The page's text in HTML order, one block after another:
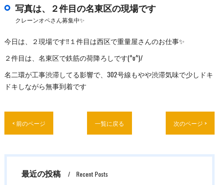
写真は、２件目の名東区の現場です
クレーンオペさん募集中✨
今日は、２現場です‼️１件目は西区で重量屋さんのお仕事✨
２件目は、名東区で鉄筋の荷降ろしです(^o^)/
名二環が工事渋滞してる影響で、302号線もやや渋滞気味で少しドキ
ドキしながら無事到着です
< 前のページ 一覧に戻る 次のページ >
最近の投稿 Recent Posts